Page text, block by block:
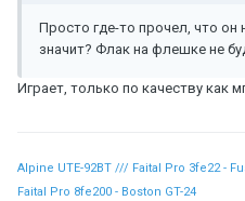
Просто где-то прочел, что он
значит? Флак на флешке не
Играет, только по качеству как
Alpine UTE-92BT /// Faital Pro 3fe22 -
Faital Pro 8fe200 - Boston GT-24